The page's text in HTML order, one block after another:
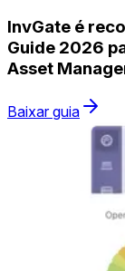
InvGate é
Guide 2026
Asset
Baixar guia